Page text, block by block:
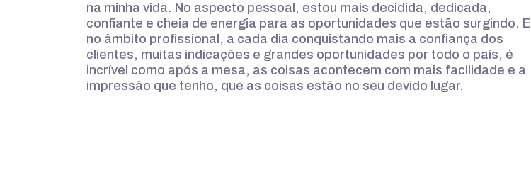
na minha vida. No aspecto pessoal, estou mais decidida, dedicada,
confiante e cheia de energia para as oportunidades que estão surgindo. E
no âmbito profissional, a cada dia conquistando mais a confiança dos
clientes, muitas indicações e grandes oportunidades por todo o país, é
incrível como após a mesa, as coisas acontecem com mais facilidade e a
impressão que tenho, que as coisas estão no seu devido lugar.